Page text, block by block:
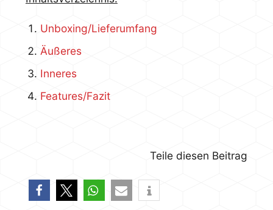
Unboxing/Lieferumfang
Äußeres
Inneres
Features/Fazit
Teile diesen Beitrag